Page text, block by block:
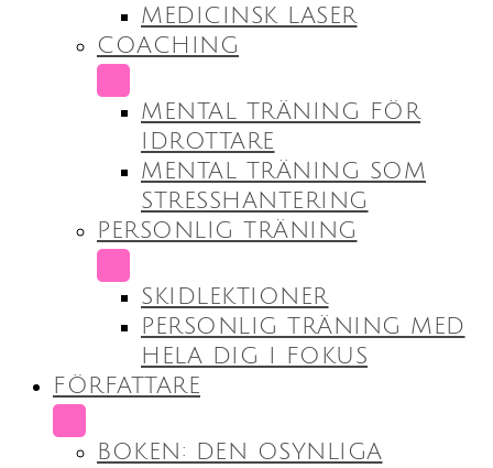
MEDICINSK LASER
COACHING
SUBMENU
MENTAL TRÄNING FÖR
IDROTTARE
MENTAL TRÄNING SOM
STRESSHANTERING
PERSONLIG TRÄNING
SUBMENU
SKIDLEKTIONER
PERSONLIG TRÄNING MED
HELA DIG I FOKUS
FÖRFATTARE
SUBMENU
BOKEN: DEN OSYNLIGA